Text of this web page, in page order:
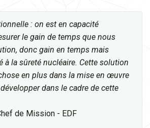
: on est en capacité
le gain de temps que nous
donc gain en temps mais
à la sûreté nucléaire. Cette solution
en plus dans la mise en œuvre
dans le cadre de cette
de Mission - EDF